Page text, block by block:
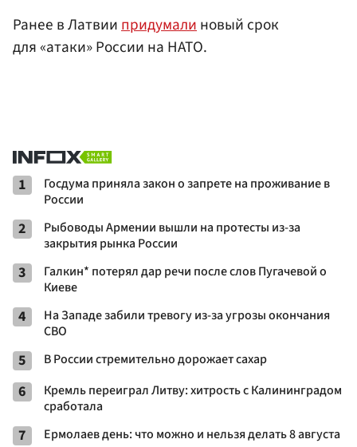
Ранее в Латвиипридумалиновый срок
для «атаки» России на НАТО.
1
Госдума приняла закон о запрете на проживание в
России
2
Рыбоводы Армении вышли на протесты из-за
закрытия рынка России
3
Галкин* потерял дар речи после слов Пугачевой о
Киеве
4
На Западе забили тревогу из-за угрозы окончания
СВО
5 В России стремительно дорожает сахар
6
Кремль переиграл Литву: хитрость с Калининградом
сработала
7 Ермолаев день: что можно и нельзя делать 8 августа